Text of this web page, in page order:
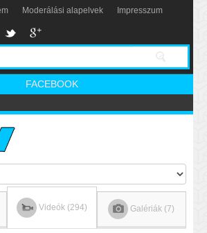
Moderálási alapelvek Impresszum
FACEBOOK
Videók (294) Galériák (7)